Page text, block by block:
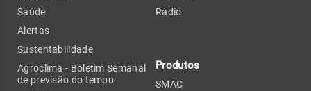
Saúde
Alertas
Sustentabilidade
Agroclima - Boletim Semanal
de previsão do tempo
Rádio
Produtos
SMAC